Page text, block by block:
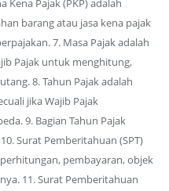
Kena Pajak (PKP) adalah
barang atau jasa kena pajak
7. Masa Pajak adalah
Pajak untuk menghitung,
8. Tahun Pajak adalah
jika Wajib Pajak
9. Bagian Tahun Pajak
Surat Pemberitahuan (SPT)
pembayaran, objek
11. Surat Pemberitahuan